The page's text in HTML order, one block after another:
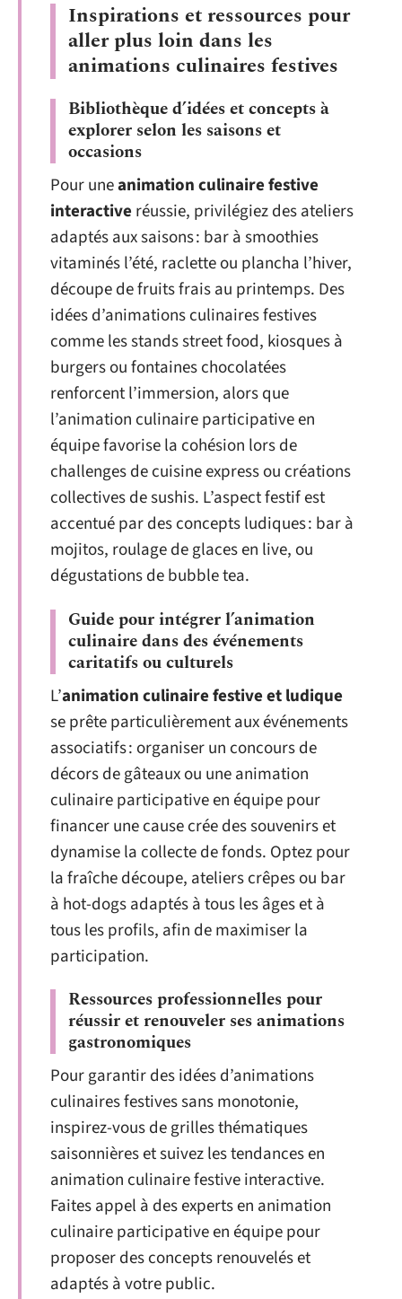
Inspirations et ressources pour
aller plus loin dans les
animations culinaires festives
Bibliothèque d’idées et concepts à
explorer selon les saisons et
occasions
Pour uneanimation culinaire festive
interactive réussie, privilégiez des ateliers
adaptés aux saisons : bar à smoothies
vitaminés l’été, raclette ou plancha l’hiver,
découpe de fruits frais au printemps. Des
idées d’animations culinaires festives
comme les stands street food, kiosques à
burgers ou fontaines chocolatées
renforcent l’immersion, alors que
l’animation culinaire participative en
équipe favorise la cohésion lors de
challenges de cuisine express ou créations
collectives de sushis. L’aspect festif est
accentué par des concepts ludiques : bar à
mojitos, roulage de glaces en live, ou
dégustations de bubble tea.
Guide pour intégrer l’animation
culinaire dans des événements
caritatifs ou culturels
L’animation culinaire festive et ludique
se prête particulièrement aux événements
associatifs : organiser un concours de
décors de gâteaux ou une animation
culinaire participative en équipe pour
financer une cause crée des souvenirs et
dynamise la collecte de fonds. Optez pour
la fraîche découpe, ateliers crêpes ou bar
à hot-dogs adaptés à tous les âges et à
tous les profils, afin de maximiser la
participation.
Ressources professionnelles pour
réussir et renouveler ses animations
gastronomiques
Pour garantir des idées d’animations
culinaires festives sans monotonie,
inspirez-vous de grilles thématiques
saisonnières et suivez les tendances en
animation culinaire festive interactive.
Faites appel à des experts en animation
culinaire participative en équipe pour
proposer des concepts renouvelés et
adaptés à votre public.